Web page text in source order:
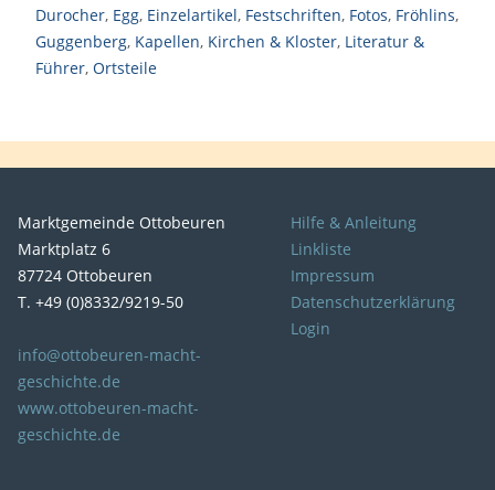
Durocher, Egg, Einzelartikel, Festschriften, Fotos, Fröhlins,
Guggenberg, Kapellen, Kirchen & Kloster, Literatur &
Führer, Ortsteile
Marktgemeinde Ottobeuren
Marktplatz 6
87724 Ottobeuren
T. +49 (0)8332/9219-50
info@ottobeuren-macht-
geschichte.de
www.ottobeuren-macht-
geschichte.de
Hilfe & Anleitung
Linkliste
Impressum
Datenschutzerklärung
Login